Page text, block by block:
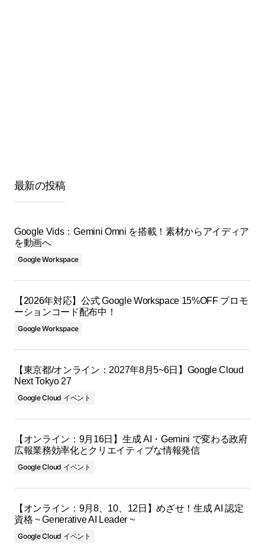
最新の投稿
Google Vids：Gemini Omni を搭載！素材からアイディア
を動画へ
Google Workspace
【2026年対応】公式 Google Workspace 15%OFF プロモ
ーションコード配布中！
Google Workspace
【東京都/オンライン：2027年8月5~6日】Google Cloud
Next Tokyo 27
Google Cloud イベント
【オンライン：9月16日】生成 AI・Gemini で変わる政府
広報業務効率化とクリエイティブな情報発信
Google Cloud イベント
【オンライン：9月8、10、12日】めざせ！生成 AI 認定
資格 ~ Generative AI Leader ~
Google Cloud イベント